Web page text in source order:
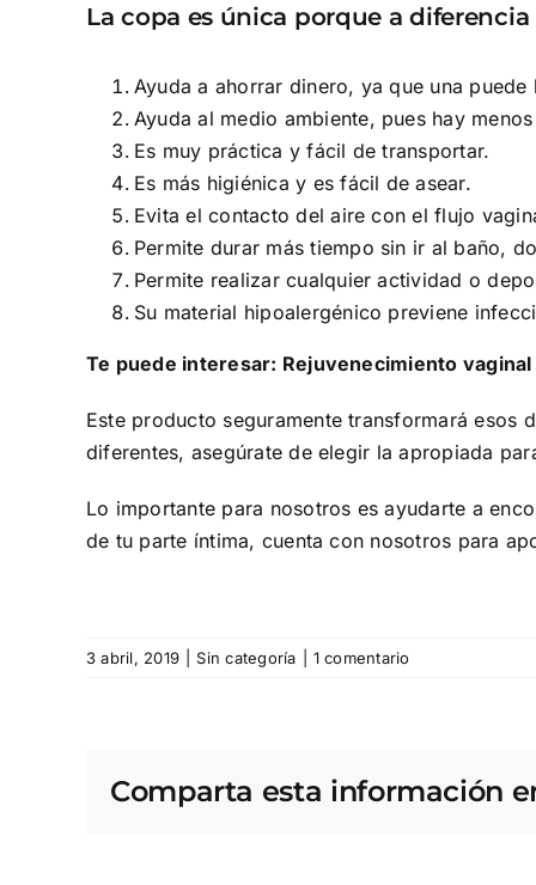
La copa es única porque a
Ayuda a ahorrar dinero, ya que una
Ayuda al medio ambiente, pues hay
Es muy práctica y fácil de transportar.
Es más higiénica y es fácil de asear.
Evita el contacto del aire con el flujo
Permite durar más tiempo sin ir al baño,
Permite realizar cualquier actividad o
Su material hipoalergénico previene
Te puede interesar: Rejuvenecimiento
Este producto seguramente transformará esos
diferentes, asegúrate de elegir la apropiada
Lo importante para nosotros es ayudarte a
de tu parte íntima, cuenta con nosotros para
3 abril, 2019 Sin categoría 1 comentario
Comparta esta información